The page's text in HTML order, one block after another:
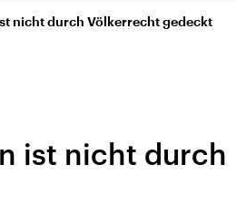
und
nicht durch Völkerrecht gedeckt
ist nicht durch